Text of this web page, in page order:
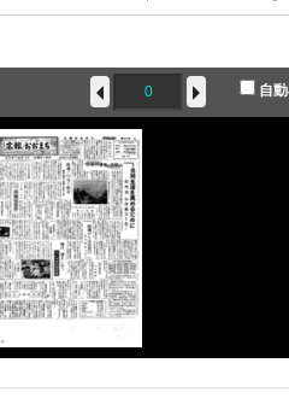
value="high"> <param
value="opaque"> <param
Scripts/
"> <div> <h4>このコンテンツの表示
go/getflashplayer"><img
Adobe Flash Playerを取得" width="112"
自動